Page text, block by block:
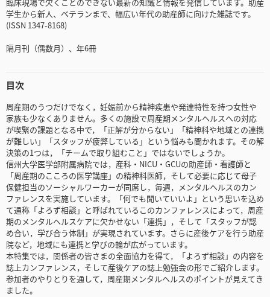
学生から新人、ベテランまで、幅広い年代の助産師に向けた雑誌です。
(ISSN 1347-8168)
隔月刊（偶数月）、年6冊
目次
周産期のうつだけでなく，妊娠前から精神疾患や発達特性を持つ女性や
家族も少なくありません。多くの施設で周産期メンタルヘルスへの対応
が喫緊の課題となる中で，「正解が分からない」「精神科や地域との連携
が難しい」「スタッフが疲弊している」という悩みも聞かれます。その解
決策の1つは，「チームで取り組むこと」ではないでしょうか。
信州大学医学部附属病院では，産科・NICU・GCUの助産師・看護師と
「周産期のこころの医学講座」の精神科医師，そして必要に応じて母子
保健担当のソーシャルワーカーが同席し，毎週，メンタルヘルスのカン
ファレンスを実施しています。「何でも聞いていいよ」という思いを込め
て通称「よろず相談」と呼ばれているこのカンファレンスによって，周産
期のメンタルヘルスケアに欠かせない「連携」，そして「スタッフが認
め合い，学び合う体制」が実現されています。さらに産後ケアを行う助産
院など，地域にも連携と学びの輪が広がっています。
本特集では，関係者の皆さまの全面協力を得て，「よろず相談」の内容を
誌上カンファレンス，そして産後ケアの誌上勉強会の形でご紹介します。
参加者のやりとりを通して，周産期メンタルヘルスのポイントが見えてき
ました。